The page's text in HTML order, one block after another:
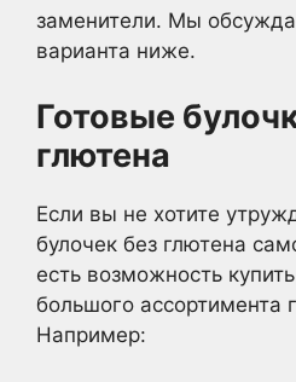
заменители. Мы
варианта ниже.
Готовые
глютена
Если вы не хотите
булочек без глютена
есть возможность
большого ассортимента
Например: